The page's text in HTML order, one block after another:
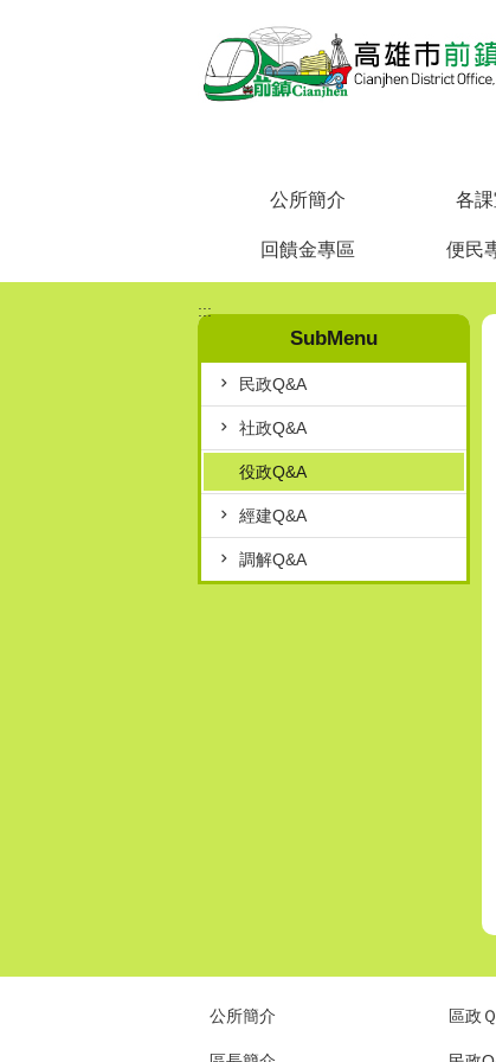
公所簡介 各
回饋金專區 便民
:::
SubMenu
民政Q&A
社政Q&A
役政Q&A
經建Q&A
調解Q&A
公所簡介 區政